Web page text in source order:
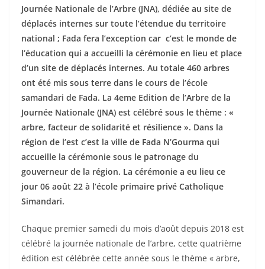
Journée Nationale de l’Arbre (JNA), dédiée au site de
déplacés internes sur toute l’étendue du territoire
national ; Fada fera l’exception car c’est le monde de
l’éducation qui a accueilli la cérémonie en lieu et place
d’un site de déplacés internes. Au totale 460 arbres
ont été mis sous terre dans le cours de l’école
samandari de Fada. La 4eme Edition de l’Arbre de la
Journée Nationale (JNA) est célébré sous le thème : «
arbre, facteur de solidarité et résilience ». Dans la
région de l’est c’est la ville de Fada N’Gourma qui
accueille la cérémonie sous le patronage du
gouverneur de la région. La cérémonie a eu lieu ce
jour 06 août 22 à l’école primaire privé Catholique
Simandari.
Chaque premier samedi du mois d’août depuis 2018 est
célébré la journée nationale de l’arbre, cette quatrième
édition est célébrée cette année sous le thème « arbre,